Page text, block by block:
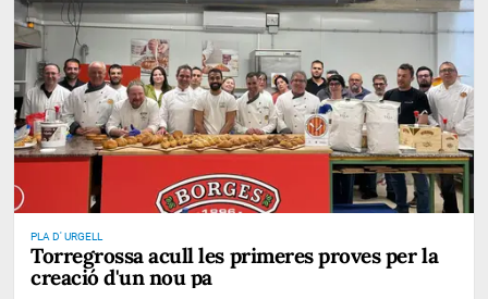
PLA D' URGELL
Torregrossa acull les primeres proves per la
creació d'un nou pa